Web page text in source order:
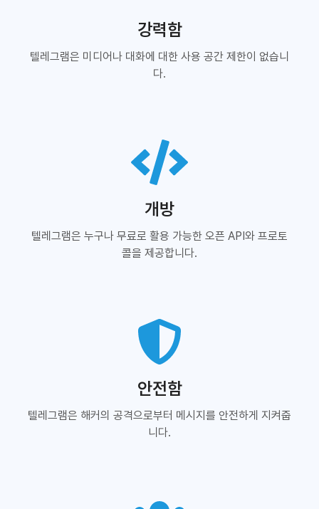
강력함
텔레그램은 미디어나 대화에 대한 사용 공간 제한이 없습니
다.
개방
텔레그램은 누구나 무료로 활용 가능한 오픈 API와 프로토
콜을 제공합니다.
안전함
텔레그램은 해커의 공격으로부터 메시지를 안전하게 지켜줍
니다.